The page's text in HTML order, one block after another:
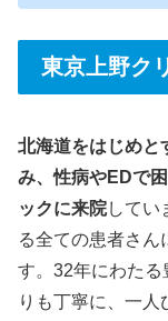
東京上野ク
北海道をはじめと
み、性病やEDで
ックに来院してい
る全ての患者さん
す。32年にわたる
りも丁寧に、一